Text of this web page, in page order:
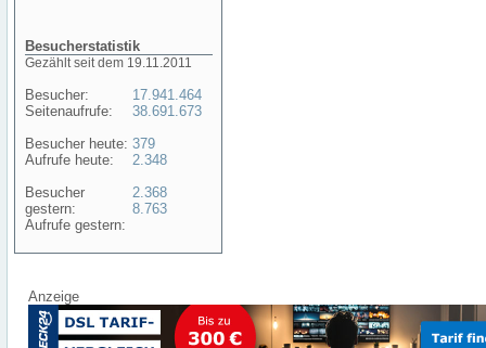
Besucherstatistik
Gezählt seit dem 19.11.2011
Besucher:
Seitenaufrufe:
Besucher heute:
Aufrufe heute:
Besucher
gestern:
Aufrufe gestern:
17.941.464
38.691.673
379
2.348
2.368
8.763
Anzeige